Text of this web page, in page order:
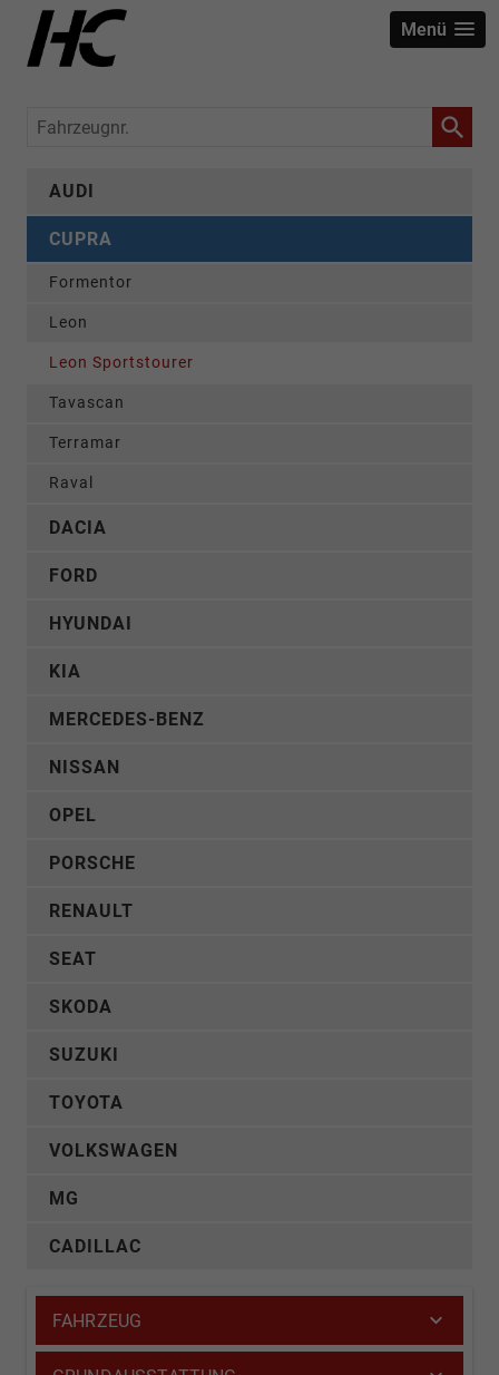
Menü
Fahrzeugnr.
AUDI
CUPRA
Formentor
Leon
Leon Sportstourer
Tavascan
Terramar
Raval
DACIA
FORD
HYUNDAI
KIA
MERCEDES-BENZ
NISSAN
OPEL
PORSCHE
RENAULT
SEAT
SKODA
SUZUKI
TOYOTA
VOLKSWAGEN
MG
CADILLAC
FAHRZEUG